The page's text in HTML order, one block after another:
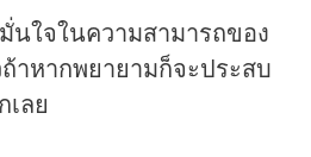
จในความสามารถของ
าหากพยายามก็จะประสบ
เลย